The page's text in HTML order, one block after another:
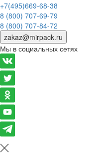
+7(495)669-68-38
8 (800) 707-69-79
8 (800) 707-84-72
zakaz@mirpack.ru
Мы в социальных сетях